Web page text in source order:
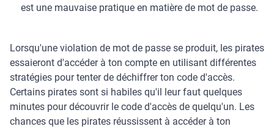
est une mauvaise pratique en matière de mot de passe.
Lorsqu'une violation de mot de passe se produit, les pirates
essaieront d'accéder à ton compte en utilisant différentes
stratégies pour tenter de déchiffrer ton code d'accès.
Certains pirates sont si habiles qu'il leur faut quelques
minutes pour découvrir le code d'accès de quelqu'un. Les
chances que les pirates réussissent à accéder à ton